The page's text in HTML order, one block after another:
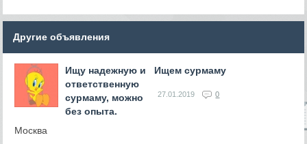
Другие объявления
Ищу надежную и
ответственную
сурмаму, можно
без опыта.
Москва
Ищем сурмаму
27.01.2019 0